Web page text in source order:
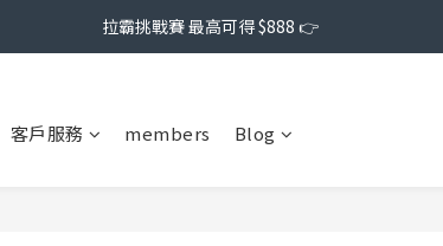
拉霸挑戰賽 最高可得 $888 👉
客戶服務 members Blog